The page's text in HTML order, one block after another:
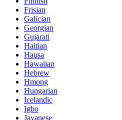
Frisian
Galician
Georgian
Gujarati
Haitian
Hausa
Hawaiian
Hebrew
Hmong
Hungarian
Icelandic
Igbo
Javanese